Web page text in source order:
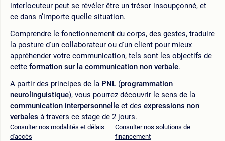
interlocuteur peut se révéler être un trésor insoupçonné, et
ce dans n’importe quelle situation.
Comprendre le fonctionnement du corps, des gestes, traduire
la posture d'un collaborateur ou d'un client pour mieux
appréhender votre communication, tels sont les objectifs de
cette formation sur la communication non verbale.
A partir des principes de la PNL (programmation
neurolinguistique), vous pourrez découvrir le sens de la
communication interpersonnelle et des expressions non
verbales à travers ce stage de 2 jours.
Consulter nos modalités et délais
d'accès
Consulter nos solutions de
financement